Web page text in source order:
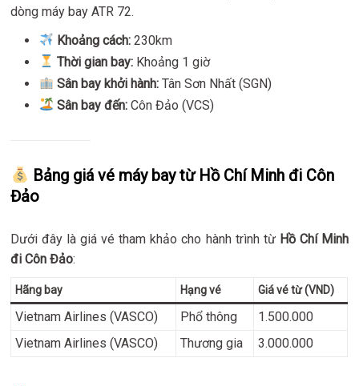
dòng máy bay ATR 72.
Khoảng cách:230km
Thời gian bay:Khoảng 1 giờ
Sân bay khởi hành:Tân Sơn Nhất (SGN)
Sân bay đến:Côn Đảo (VCS)
Bảng giá vé máy bay từ Hồ Chí Minh đi Côn
Đảo
Dưới đây là giá vé tham khảo cho hành trình từ Hồ Chí Minh
đi Côn Đảo:
Hãng bay Hạng vé Giá vé từ (VND)
Vietnam Airlines (VASCO) Phổ thông
1.500.000
Vietnam Airlines (VASCO)
Thương gia 3.000.000